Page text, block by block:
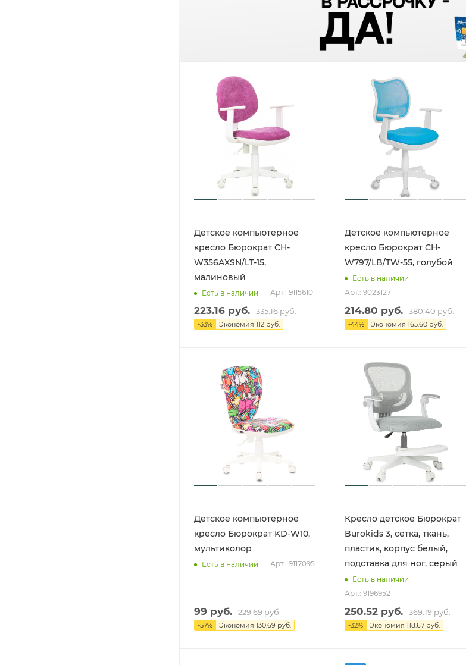
Детское компьютерное
кресло Бюрократ CH-
W356AXSN/LT-15,
малиновый
Есть в наличии Арт.: 9115610
223.16 руб. 335.16руб.
-33% Экономия 112 руб.
Детское компьютерное
кресло Бюрократ CH-
W797/LB/TW-55, голубой
Есть в наличии
Арт.: 9023127
214.80 руб. 380.40руб.
-44% Экономия 165.60 руб.
Детское компьютерное
кресло Бюрократ KD-W10,
мультиколор
Есть в наличии Арт.: 9117095
99 руб. 229.69руб.
-57% Экономия 130.69 руб.
Кресло детское Бюрократ
Burokids 3, сетка, ткань,
пластик, корпус белый,
подставка для ног, серый
Есть в наличии
Арт.: 9196952
250.52 руб. 369.19руб.
-32% Экономия 118.67 руб.